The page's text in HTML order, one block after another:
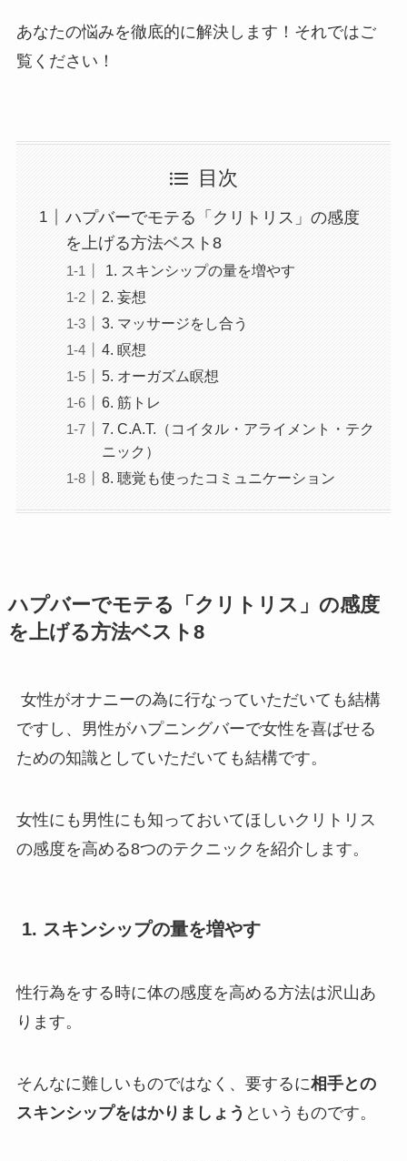
あなたの悩みを徹底的に解決します！それではご
覧ください！
目次
ハプバーでモテる「クリトリス」の感度
を上げる方法ベスト8
1. スキンシップの量を増やす
2. 妄想
3. マッサージをし合う
4. 瞑想
5. オーガズム瞑想
6. 筋トレ
7. C.A.T.（コイタル・アライメント・テク
ニック）
8. 聴覚も使ったコミュニケーション
ハプバーでモテる「クリトリス」の感度
を上げる方法ベスト8
女性がオナニーの為に行なっていただいても結構
ですし、男性がハプニングバーで女性を喜ばせる
ための知識としていただいても結構です。
女性にも男性にも知っておいてほしいクリトリス
の感度を高める8つのテクニックを紹介します。
1. スキンシップの量を増やす
性行為をする時に体の感度を高める方法は沢山あ
ります。
そんなに難しいものではなく、要するに相手との
スキンシップをはかりましょう というものです。